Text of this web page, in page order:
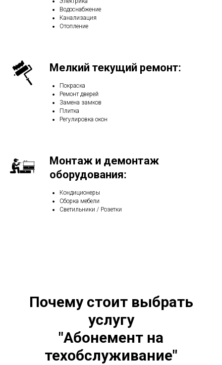
Водоснабжение
Канализация
Отопление
Мелкий текущий ремонт:
Покраска
Ремонт дверей
Замена замков
Плитка
Регулировка окон
Монтаж и демонтаж
оборудования:
Кондиционеры
Сборка мебели
Светильники / Розетки
Почему стоит выбрать
услугу
"Абонемент на
техобслуживание"